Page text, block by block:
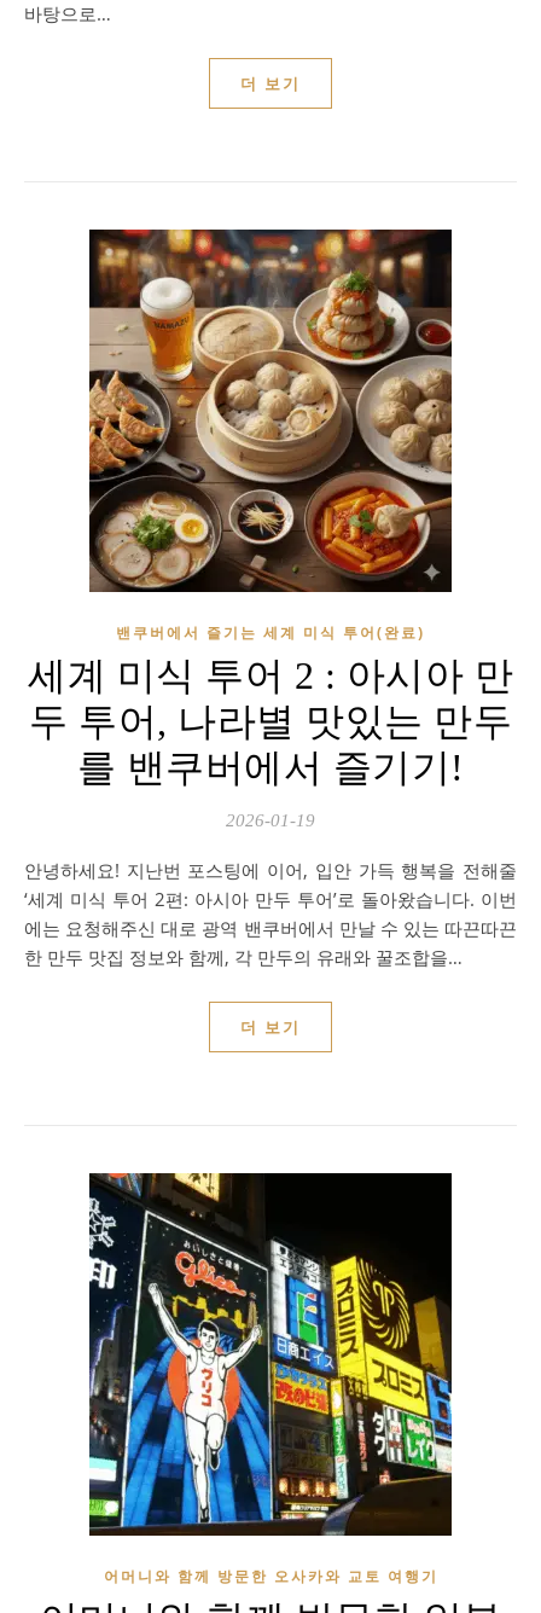
바탕으로…
더 보기
밴쿠버에서 즐기는 세계 미식 투어(완료)
세계 미식 투어 2 : 아시아 만
두 투어, 나라별 맛있는 만두
를 밴쿠버에서 즐기기!
2026-01-19
안녕하세요! 지난번 포스팅에 이어, 입안 가득 행복을 전해줄
‘세계 미식 투어 2편: 아시아 만두 투어’로 돌아왔습니다. 이번
에는 요청해주신 대로 광역 밴쿠버에서 만날 수 있는 따끈따끈
한 만두 맛집 정보와 함께, 각 만두의 유래와 꿀조합을…
더 보기
어머니와 함께 방문한 오사카와 교토 여행기